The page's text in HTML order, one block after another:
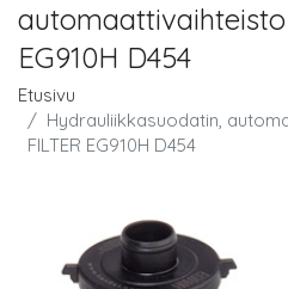
automaattivaihteisto
EG910H D454
Etusivu
Hydrauliikkasuodatin,
FILTER EG910H D454